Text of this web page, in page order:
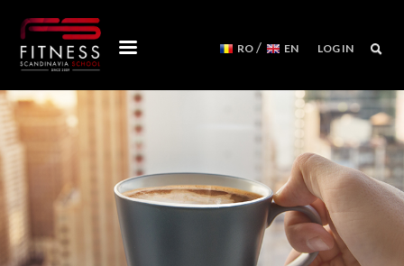
RO/ EN LOG IN
COURSES
EVENTS CALENDAR